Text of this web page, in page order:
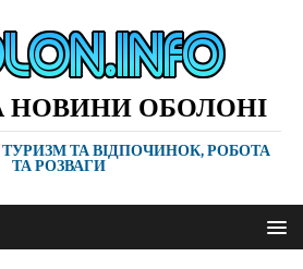
НОВИНИ ОБОЛОНІ
ТУРИЗМ ТА ВІДПОЧИНОК, РОБОТА
ТА РОЗВАГИ